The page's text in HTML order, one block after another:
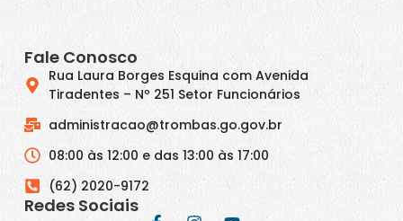
Fale Conosco
Rua Laura Borges Esquina com Avenida
Tiradentes – Nº 251 Setor Funcionários
administracao@trombas.go.gov.br
08:00 às 12:00 e das 13:00 às 17:00
(62) 2020-9172
Redes Sociais